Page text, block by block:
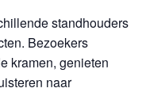
standhouders
Bezoekers
kramen, genieten
naar